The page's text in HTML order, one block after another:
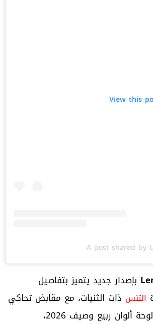
View this
A post shared by
بإصدار جديد يتميز بتفاصيل
التنس ذات الثنيات، مع مقابض تحاكي
مضرب التنس. أما لوحة ألوان ربيع وصيف 2026،